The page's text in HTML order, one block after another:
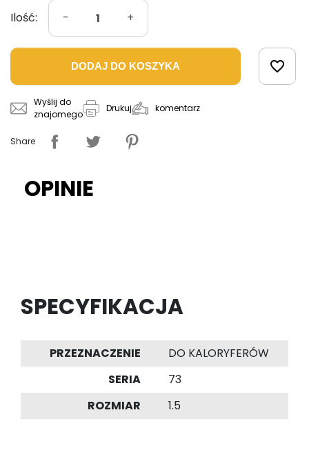
Ilość: - +
DODAJ DO KOSZYKA favorite_border
Wyślij do
znajomego
Drukuj komentarz
Share
OPINIE
SPECYFIKACJA
PRZEZNACZENIE
DO KALORYFERÓW
SERIA
73
ROZMIAR
1.5